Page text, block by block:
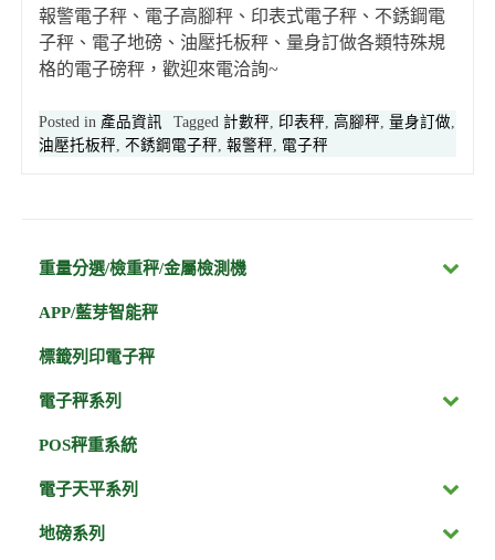
報警電子秤、電子高腳秤、印表式電子秤、不銹鋼電
子秤、電子地磅、油壓托板秤、量身訂做各類特殊規
格的電子磅秤，歡迎來電洽詢~
Posted in 產品資訊 Tagged 計數秤 印表秤 高腳秤 量身訂做
油壓托板秤 不銹鋼電子秤 報警秤 電子秤
重量分選/檢重秤/金屬檢測機
APP/藍芽智能秤
標籤列印電子秤
電子秤系列
POS秤重系統
電子天平系列
地磅系列